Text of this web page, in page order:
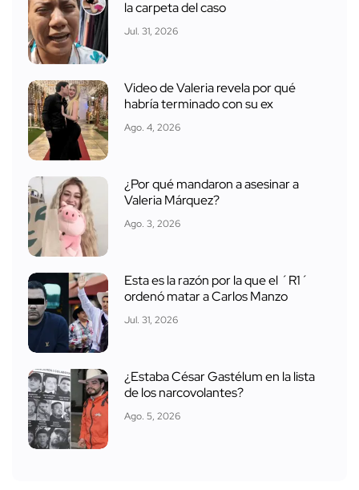
la carpeta del caso
Jul. 31, 2026
Video de Valeria revela por qué
habría terminado con su ex
Ago. 4, 2026
¿Por qué mandaron a asesinar a
Valeria Márquez?
Ago. 3, 2026
Esta es la razón por la que el ´R1´
ordenó matar a Carlos Manzo
Jul. 31, 2026
¿Estaba César Gastélum en la lista
de los narcovolantes?
Ago. 5, 2026